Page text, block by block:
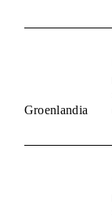
Groenlandia